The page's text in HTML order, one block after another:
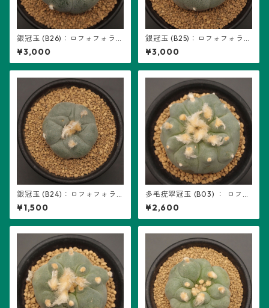
銀冠玉 (B26)：ロフォフォラ属
※実生
¥3,000
銀冠玉 (B25)：ロフォフォラ属
※実生
¥3,000
銀冠玉 (B24)：ロフォフォラ
属 ※実生
¥1,500
多毛疣翠冠玉 (B03) ： ロフォ
フォラ属 ※カキ仔
¥2,600